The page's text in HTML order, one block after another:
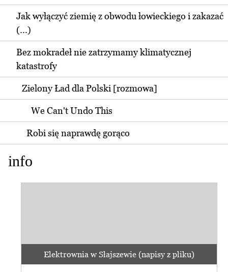
Jak wyłączyć ziemię z obwodu łowieckiego i zakazać
(...)
Bez mokradeł nie zatrzymamy klimatycznej
katastrofy
Zielony Ład dla Polski [rozmowa]
We Can't Undo This
Robi się naprawdę gorąco
info
Elektrownia w Słajszewie (napisy z pliku)